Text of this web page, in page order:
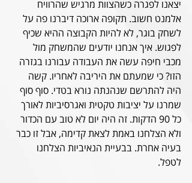
יצאנו לפגרה כשהצוות מרגיש שהרוויח
אלמנט חשוב. תקופה ארוכה דיברנו פה על
לשחק בוגר, לא להיות הקבוצה ההיא שכיף
לפגוש. איך אנחנו יודעים שהמשחק מול
מכבי חיפה עשה את העבודה עבורנו בגזרה
הזו? כי שמעתם את היריבה לאחריו. קשה
היה להתרשם שנהנתה נורא בטדי. סוף סוף
שמרנו על יציבות טקטית ואגרסיביות לאורך
כל 90 הדקות. זה היה יום לא טוב עם הכדור
ולא הצלחנו באמת לצאת קדימה, אבל זו כבר
בעיה אחרת. בבעיית הנאיביות הצלחנו
לטפל.